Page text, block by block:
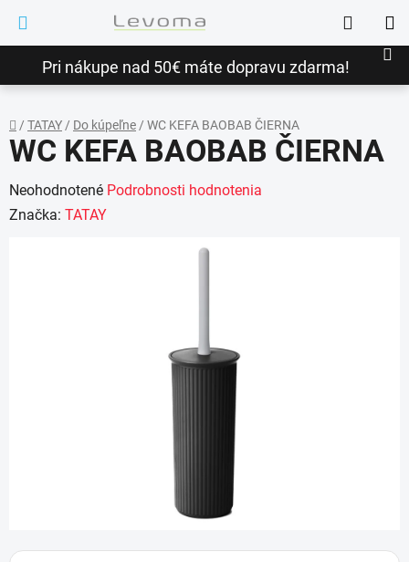
obsah
Pri nákupe nad 50€ máte dopravu zdarma!
Hľadať
Domov
/ TATAY/ Do kúpeľne/ WC KEFA BAOBAB ČIERNA
WC KEFA BAOBAB ČIERNA
Priemerné
hodnotenie
Neohodnotené Podrobnosti hodnotenia
Značka: TATAY